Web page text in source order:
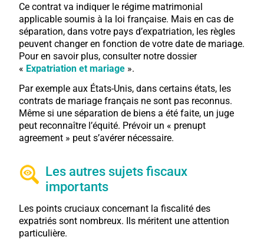
Ce contrat va indiquer le régime matrimonial
applicable soumis à la loi française. Mais en cas de
séparation, dans votre pays d’expatriation, les règles
peuvent changer en fonction de votre date de mariage.
Pour en savoir plus, consulter notre dossier
« Expatriation et mariage ».
Par exemple aux États-Unis, dans certains états, les
contrats de mariage français ne sont pas reconnus.
Même si une séparation de biens a été faite, un juge
peut reconnaître l’équité. Prévoir un « prenupt
agreement » peut s’avérer nécessaire.
Les autres sujets fiscaux
importants
Les points cruciaux concernant la fiscalité des
expatriés sont nombreux. Ils méritent une attention
particulière.